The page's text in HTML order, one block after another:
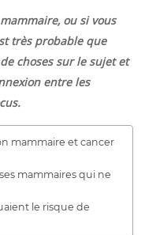
ou si vous
très probable que
choses sur le sujet et
entre les
mammaire et cancer
mammaires qui ne
le risque de